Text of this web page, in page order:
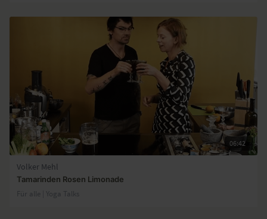
06:42
Volker Mehl
Tamarinden Rosen Limonade
Für alle | Yoga Talks